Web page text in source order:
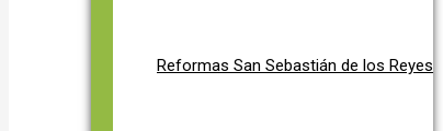
Reformas San Sebastián de los Reyes